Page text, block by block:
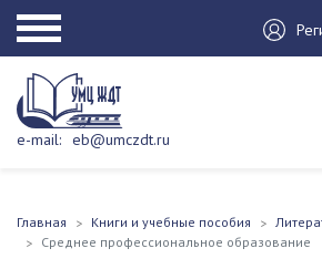
e-mail: eb@umczdt.ru
Главная Книги и учебные пособия
Среднее профессиональное образование